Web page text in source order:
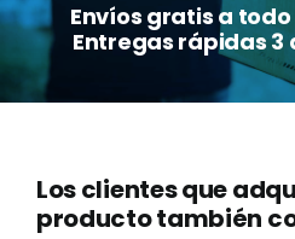
Envíos gratis a
Entregas rápidas 3
Los clientes que
producto también